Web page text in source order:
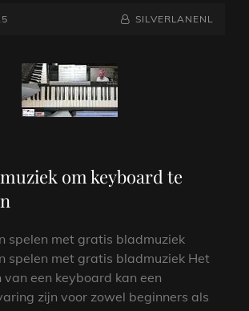
EEN
VERRIJKENDE
MUZIKALE
NAAMREGEL
BYLINE
SILVERLANENL
om keyboard te
spelen met gratis bladmuziek
spelen met gratis bladmuziek Het
van een keyboard kan een
zijn voor zowel beginners als